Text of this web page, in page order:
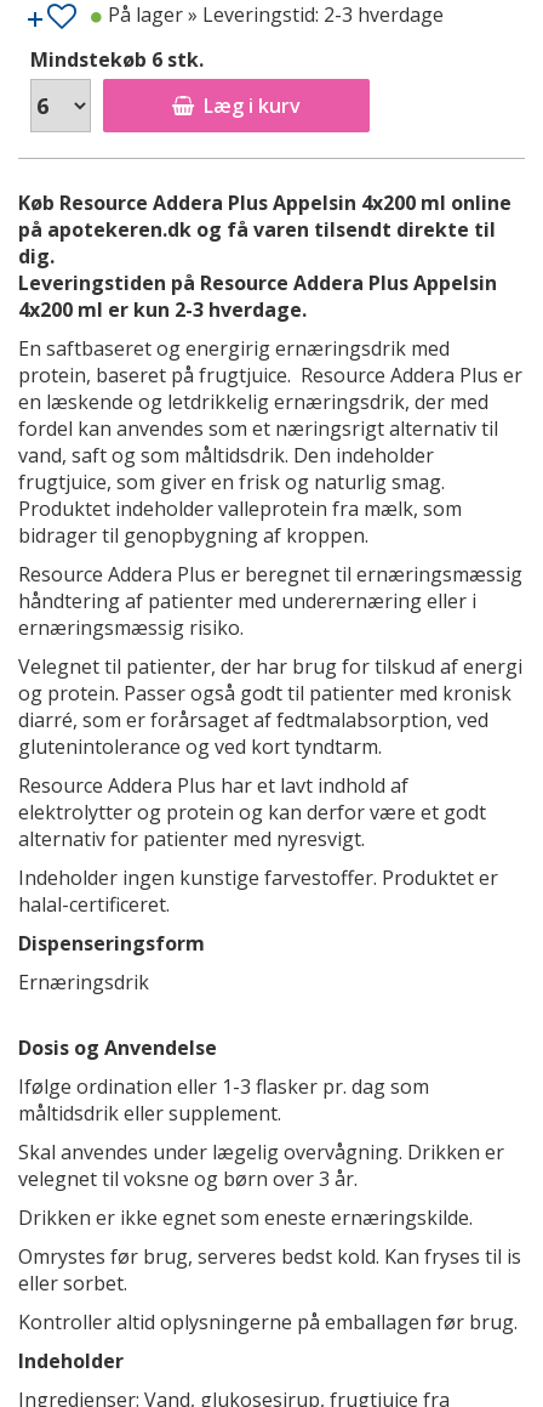
Mindstekøb 6 stk.
Læg i kurv
På lager» Leveringstid: 2-3 hverdage
Køb Resource Addera Plus Appelsin 4x200 ml online
på apotekeren.dk og få varen tilsendt direkte til
dig.
Leveringstiden på Resource Addera Plus Appelsin
4x200 ml er kun 2-3 hverdage.
En saftbaseret og energirig ernæringsdrik med
protein, baseret på frugtjuice. Resource Addera Plus er
en læskende og letdrikkelig ernæringsdrik, der med
fordel kan anvendes som et næringsrigt alternativ til
vand, saft og som måltidsdrik. Den indeholder
frugtjuice, som giver en frisk og naturlig smag.
Produktet indeholder valleprotein fra mælk, som
bidrager til genopbygning af kroppen.
Resource Addera Plus er beregnet til ernæringsmæssig
håndtering af patienter med underernæring eller i
ernæringsmæssig risiko.
Velegnet til patienter, der har brug for tilskud af energi
og protein. Passer også godt til patienter med kronisk
diarré, som er forårsaget af fedtmalabsorption, ved
glutenintolerance og ved kort tyndtarm.
Resource Addera Plus har et lavt indhold af
elektrolytter og protein og kan derfor være et godt
alternativ for patienter med nyresvigt.
Indeholder ingen kunstige farvestoffer. Produktet er
halal-certificeret.
Dispenseringsform
Ernæringsdrik
Dosis og Anvendelse
Ifølge ordination eller 1-3 flasker pr. dag som
måltidsdrik eller supplement.
Skal anvendes under lægelig overvågning. Drikken er
velegnet til voksne og børn over 3 år.
Drikken er ikke egnet som eneste ernæringskilde.
Omrystes før brug, serveres bedst kold. Kan fryses til is
eller sorbet.
Kontroller altid oplysningerne på emballagen før brug.
Indeholder
Ingredienser: Vand, glukosesirup, frugtjuice fra